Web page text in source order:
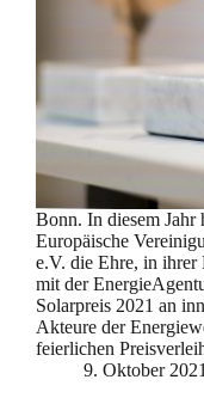
Bonn. In diesem
Europäische
e.V. die Ehre, in ihrer
mit der
Solarpreis 2021 an
Akteure der
feierlichen
9. Oktober 2021